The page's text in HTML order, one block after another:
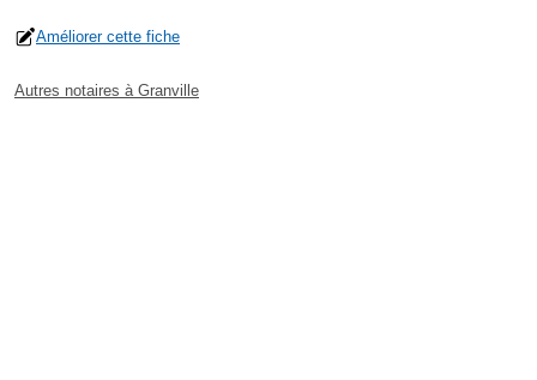
Améliorer cette fiche
Autres notaires à Granville